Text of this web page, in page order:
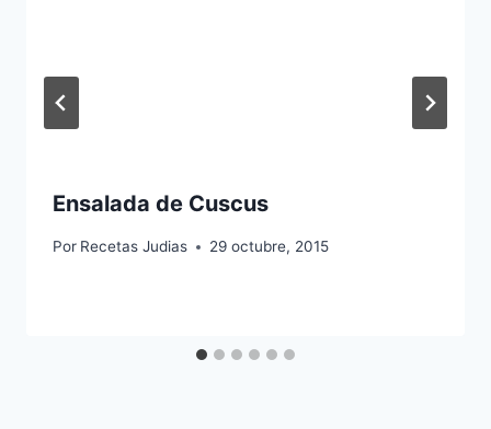
Ensalada de Cuscus
Por Recetas Judias 29 octubre, 2015